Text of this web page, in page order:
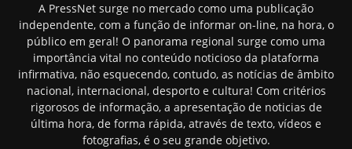
A PressNet surge no mercado como uma publicação
independente, com a função de informar on-line, na hora, o
público em geral! O panorama regional surge como uma
importância vital no conteúdo noticioso da plataforma
infirmativa, não esquecendo, contudo, as notícias de âmbito
nacional, internacional, desporto e cultura! Com critérios
rigorosos de informação, a apresentação de noticias de
última hora, de forma rápida, através de texto, vídeos e
fotografias, é o seu grande objetivo.